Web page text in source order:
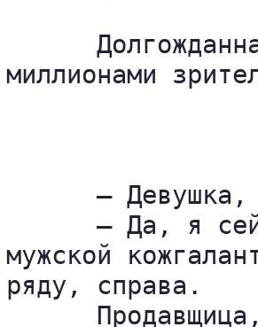
миллионами
—
— Да, я
мужской
ряду, справа.